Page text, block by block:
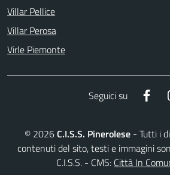
Villar Pellice
Villar Perosa
Virle Piemonte
Seguici su
© 2026C.I.S.S. Pinerolese - Tutti i
contenuti del sito, testi e immagini
C.I.S.S. - CMS: Città In